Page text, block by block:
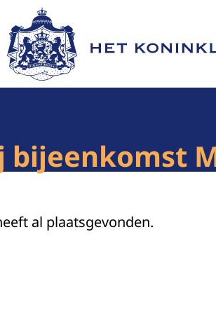
Naar de homepage van Het Koninklijk
bijeenkomst
al plaatsgevonden.